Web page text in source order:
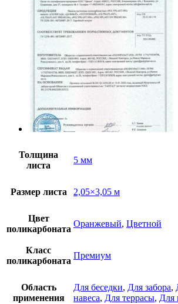
Толщина
листа
5 мм
Размер листа 2,05×3,05 м
Цвет
поликарбоната
Оранжевый, Цветной
Класс
поликарбоната
Премиум
Область
применения
Для беседки, Для забора,
навеса, Для террасы, Для